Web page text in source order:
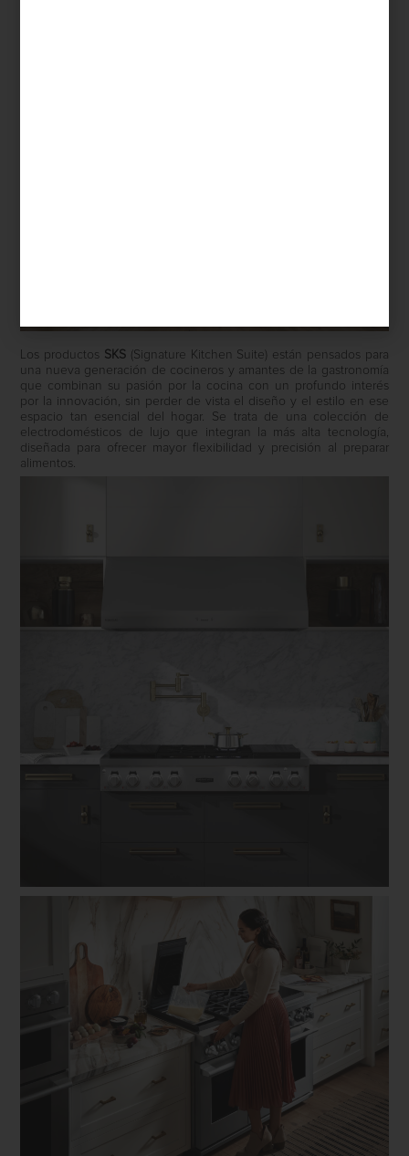
Los productos SKS (Signature Kitchen Suite) están pensados para
una nueva generación de cocineros y amantes de la gastronomía
que combinan su pasión por la cocina con un profundo interés
por la innovación, sin perder de vista el diseño y el estilo en ese
espacio tan esencial del hogar. Se trata de una colección de
electrodomésticos de lujo que integran la más alta tecnología,
diseñada para ofrecer mayor flexibilidad y precisión al preparar
alimentos.